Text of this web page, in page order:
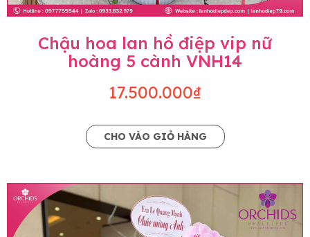
Chậu hoa lan hồ điệp vip nữ
hoàng 5 cành VNH14
17.500.000₫
CHO VÀO GIỎ HÀNG